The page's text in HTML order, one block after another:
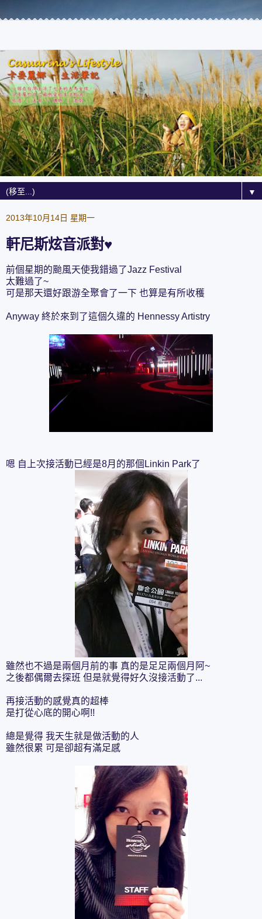
▼
2013年10月14日 星期一
軒尼斯炫音派對♥
前個星期的颱風天使我錯過了Jazz Festival
太難過了~
可是那天還好跟游全聚會了一下 也算是有所收穫
Anyway 終於來到了這個久違的 Hennessy Artistry
嗯 自上次接活動已經是8月的那個Linkin Park了
雖然也不過是兩個月前的事 真的是足足兩個月阿~
之後都偶爾去探班 但是就覺得好久沒接活動了...
再接活動的感覺真的超棒
是打從心底的開心啊!!
總是覺得 我天生就是做活動的人
雖然很累 可是卻超有滿足感